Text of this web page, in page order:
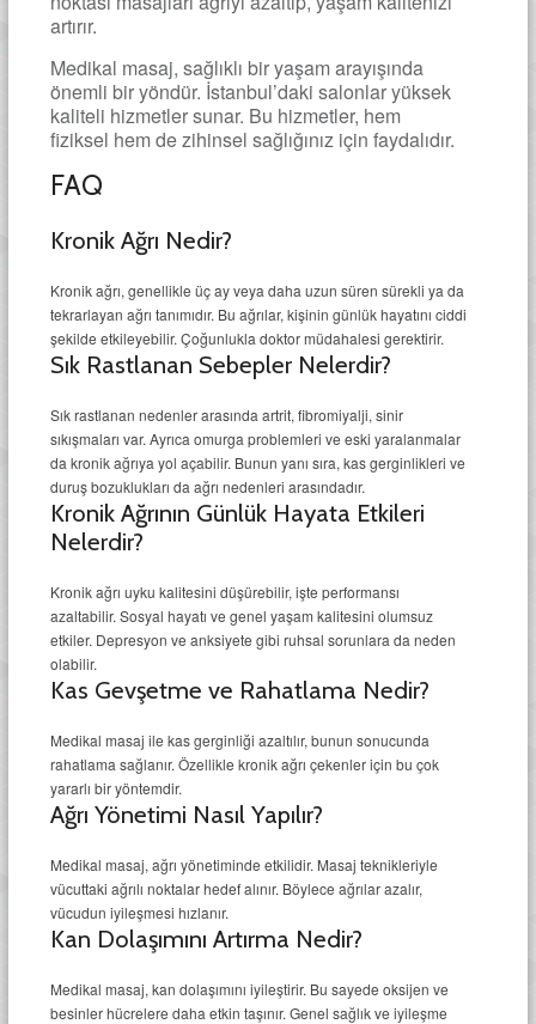
artırır.
Medikal masaj, sağlıklı bir yaşam arayışında
önemli bir yöndür. İstanbul’daki salonlar yüksek
kaliteli hizmetler sunar. Bu hizmetler, hem
fiziksel hem de zihinsel sağlığınız için faydalıdır.
FAQ
Kronik Ağrı Nedir?
Kronik ağrı, genellikle üç ay veya daha uzun süren sürekli ya da
tekrarlayan ağrı tanımıdır. Bu ağrılar, kişinin günlük hayatını ciddi
şekilde etkileyebilir. Çoğunlukla doktor müdahalesi gerektirir.
Sık Rastlanan Sebepler Nelerdir?
Sık rastlanan nedenler arasında artrit, fibromiyalji, sinir
sıkışmaları var. Ayrıca omurga problemleri ve eski yaralanmalar
da kronik ağrıya yol açabilir. Bunun yanı sıra, kas gerginlikleri ve
duruş bozuklukları da ağrı nedenleri arasındadır.
Kronik Ağrının Günlük Hayata Etkileri
Nelerdir?
Kronik ağrı uyku kalitesini düşürebilir, işte performansı
azaltabilir. Sosyal hayatı ve genel yaşam kalitesini olumsuz
etkiler. Depresyon ve anksiyete gibi ruhsal sorunlara da neden
olabilir.
Kas Gevşetme ve Rahatlama Nedir?
Medikal masaj ile kas gerginliği azaltılır, bunun sonucunda
rahatlama sağlanır. Özellikle kronik ağrı çekenler için bu çok
yararlı bir yöntemdir.
Ağrı Yönetimi Nasıl Yapılır?
Medikal masaj, ağrı yönetiminde etkilidir. Masaj teknikleriyle
vücuttaki ağrılı noktalar hedef alınır. Böylece ağrılar azalır,
vücudun iyileşmesi hızlanır.
Kan Dolaşımını Artırma Nedir?
Medikal masaj, kan dolaşımını iyileştirir. Bu sayede oksijen ve
besinler hücrelere daha etkin taşınır. Genel sağlık ve iyileşme